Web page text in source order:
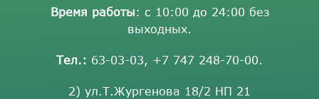
Время работы: с 10:00 до 24:00 без
выходных.
Тел.: 63-03-03, +7 747 248-70-00.
2) ул.Т.Жургенова 18/2 НП 21